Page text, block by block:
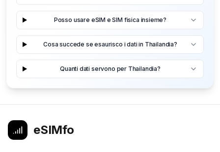
Posso usare eSIM e SIM fisica insieme?
Cosa succede se esaurisco i dati in Thailandia?
Quanti dati servono per Thailandia?
eSIMfo